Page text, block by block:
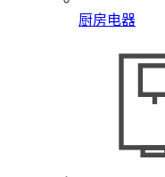
厨房电器